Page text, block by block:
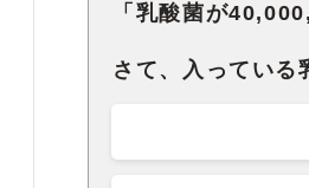
「乳酸菌が
さて、入っている